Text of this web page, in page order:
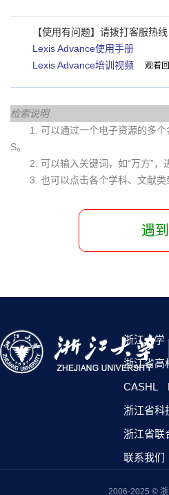
【使用有问题】请拨打客服热
Lexis Advance使用手册
Lexis Advance培训视频
观看
检索说明
1. 可以通过一个电子资源的多
S。
2. 可以输入关键词，如“万方”，
3. 也可以点击各个学科、文献类
遇
浙江大学
浙江省高
CASHL
浙江省科
浙江省联
联系我们
2006-2025 ©